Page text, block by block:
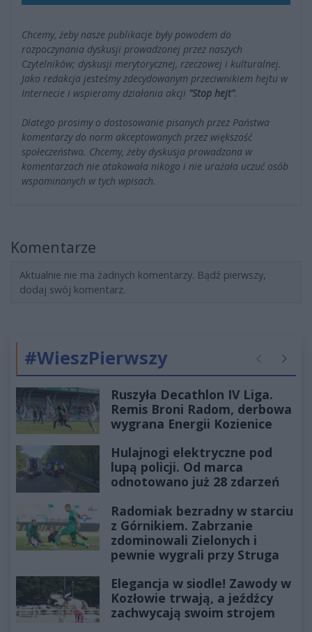
Chcemy, żeby nasze publikacje były powodem do
rozpoczynania dyskusji prowadzonej przez naszych
Czytelników; dyskusji merytorycznej, rzeczowej i kulturalnej.
Jako redakcja jesteśmy zdecydowanym przeciwnikiem hejtu w
Internecie i wspieramy działania akcji "Stop hejt".
Dlatego prosimy o dostosowanie pisanych przez Państwa
komentarzy do norm akceptowanych przez większość
społeczeństwa. Chcemy, żeby dyskusja prowadzona w
komentarzach nie atakowała nikogo i nie urażała uczuć osób
wspominanych w tych wpisach.
Komentarze
Aktualnie nie ma żadnych komentarzy. Bądź pierwszy,
dodaj swój komentarz.
#WieszPierwszy Poprzednie
Ruszyła Decathlon IV Liga.
Remis Broni Radom, derbowa
wygrana Energii Kozienice
Hulajnogi elektryczne pod
lupą policji. Od marca
odnotowano już 28 zdarzeń
Radomiak bezradny w starciu
z Górnikiem. Zabrzanie
zdominowali Zielonych i
pewnie wygrali przy Struga
Elegancja w siodle! Zawody w
Kozłowie trwają, a jeźdźcy
zachwycają swoim strojem